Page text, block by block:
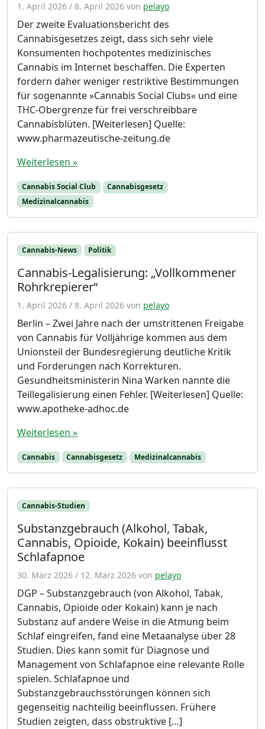
1. April 2026 / 8. April 2026 von pelayo
Der zweite Evaluationsbericht des
Cannabisgesetzes zeigt, dass sich sehr viele
Konsumenten hochpotentes medizinisches
Cannabis im Internet beschaffen. Die Experten
fordern daher weniger restriktive Bestimmungen
für sogenannte »Cannabis Social Clubs« und eine
THC-Obergrenze für frei verschreibbare
Cannabisblüten. [Weiterlesen] Quelle:
www.pharmazeutische-zeitung.de
Weiterlesen »
Cannabis Social Club
Cannabisgesetz
Medizinalcannabis
Cannabis-News Politik
Cannabis-Legalisierung: „Vollkommener
Rohrkrepierer“
1. April 2026 / 8. April 2026 von pelayo
Berlin – Zwei Jahre nach der umstrittenen Freigabe
von Cannabis für Volljährige kommen aus dem
Unionsteil der Bundesregierung deutliche Kritik
und Forderungen nach Korrekturen.
Gesundheitsministerin Nina Warken nannte die
Teillegalisierung einen Fehler. [Weiterlesen] Quelle:
www.apotheke-adhoc.de
Weiterlesen »
Cannabis Cannabisgesetz Medizinalcannabis
Cannabis-Studien
Substanzgebrauch (Alkohol, Tabak,
Cannabis, Opioide, Kokain) beeinflusst
Schlafapnoe
30. März 2026 / 12. März 2026 von pelayo
DGP – Substanzgebrauch (von Alkohol, Tabak,
Cannabis, Opioide oder Kokain) kann je nach
Substanz auf andere Weise in die Atmung beim
Schlaf eingreifen, fand eine Metaanalyse über 28
Studien. Dies kann somit für Diagnose und
Management von Schlafapnoe eine relevante Rolle
spielen. Schlafapnoe und
Substanzgebrauchsstörungen können sich
gegenseitig nachteilig beeinflussen. Frühere
Studien zeigten, dass obstruktive […]